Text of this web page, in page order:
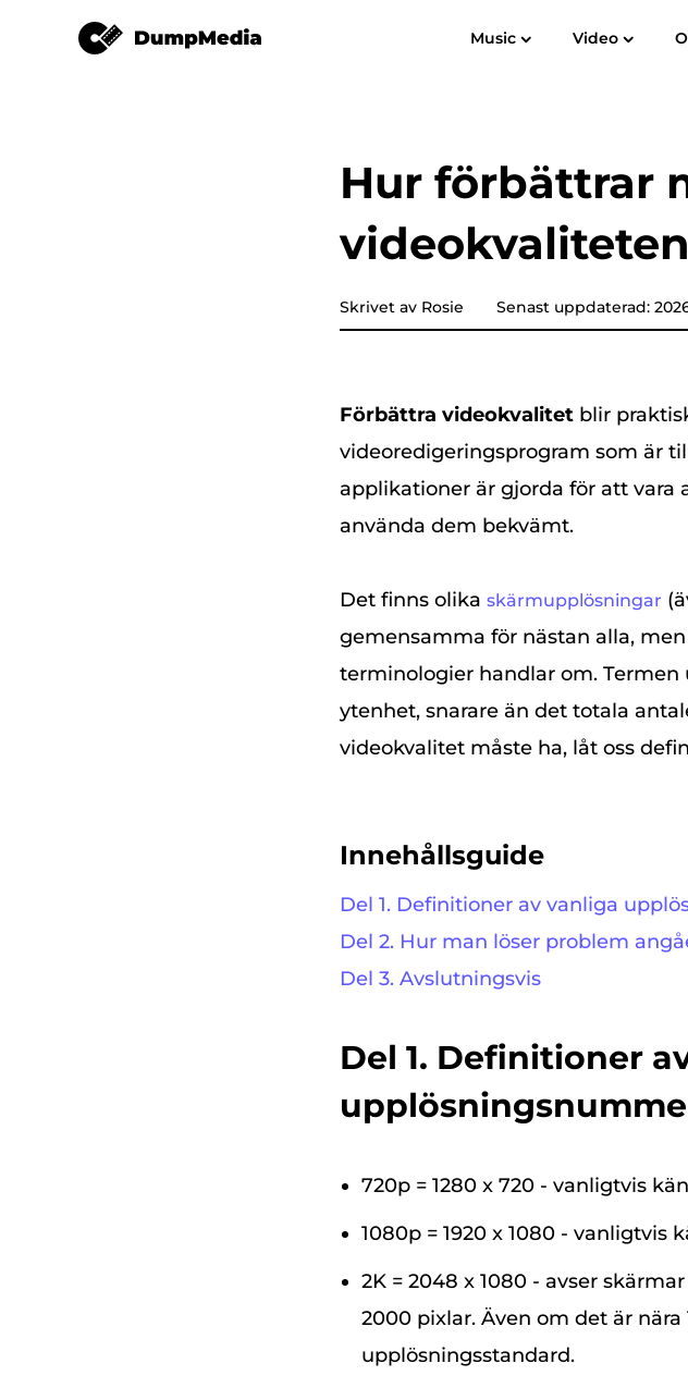
Music
Apple Music Converter YouTube
Amazon Music Converter Hörbar
Pandora
Video
Video Converter
Hur förbättrar
Skrivet av Rosie Senast uppdaterad:
Förbättra videokvalitet blir
videoredigeringsprogram som är
applikationer är gjorda för att
använda dem bekvämt.
Det finns olika skärmupplösningar
gemensamma för nästan alla,
terminologier handlar om.
ytenhet, snarare än det totala
videokvalitet måste ha, låt oss
Innehållsguide
Del 1. Definitioner av vanliga
Del 2. Hur man löser problem
Del 3. Avslutningsvis
Del 1. Definitioner
720p = 1280 x 720 - vanligtvis
1080p = 1920 x 1080 - vanligtvis
2K = 2048 x 1080 - avser
2000 pixlar. Även om det är
upplösningsstandard.